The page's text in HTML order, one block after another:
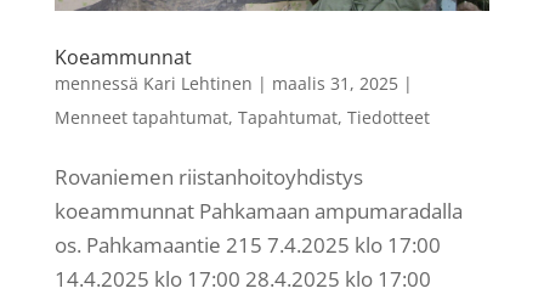
Koeammunnat
mennessä Kari Lehtinen | maalis 31, 2025|
Menneet tapahtumat, Tapahtumat, Tiedotteet
Rovaniemen riistanhoitoyhdistys
koeammunnat Pahkamaan ampumaradalla
os. Pahkamaantie 215 7.4.2025 klo 17:00
14.4.2025 klo 17:00 28.4.2025 klo 17:00